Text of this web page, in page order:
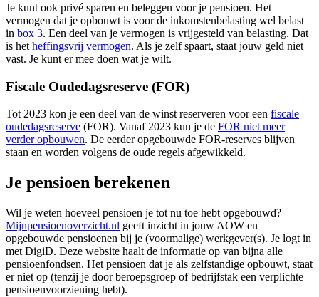
Je kunt ook privé sparen en beleggen voor je pensioen. Het
vermogen dat je opbouwt is voor de inkomstenbelasting wel belast
in box 3. Een deel van je vermogen is vrijgesteld van belasting. Dat
is het heffingsvrij vermogen. Als je zelf spaart, staat jouw geld niet
vast. Je kunt er mee doen wat je wilt.
Fiscale Oudedagsreserve (FOR)
Tot 2023 kon je een deel van de winst reserveren voor een fiscale
oudedagsreserve (FOR). Vanaf 2023 kun je de FOR niet meer
verder opbouwen. De eerder opgebouwde FOR-reserves blijven
staan en worden volgens de oude regels afgewikkeld.
Je pensioen berekenen
Wil je weten hoeveel pensioen je tot nu toe hebt opgebouwd?
Mijnpensioenoverzicht.nl geeft inzicht in jouw AOW en
opgebouwde pensioenen bij je (voormalige) werkgever(s). Je logt in
met DigiD. Deze website haalt de informatie op van bijna alle
pensioenfondsen. Het pensioen dat je als zelfstandige opbouwt, staat
er niet op (tenzij je door beroepsgroep of bedrijfstak een verplichte
pensioenvoorziening hebt).